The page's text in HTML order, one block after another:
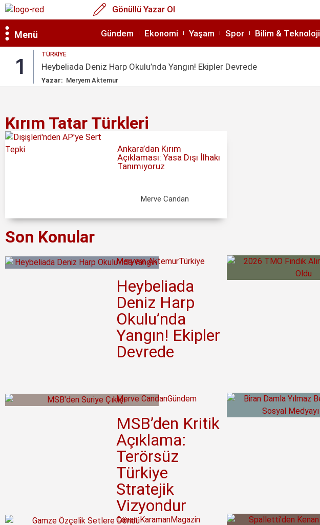
Gönüllü Yazar Ol
Menü Gündem Ekonomi Yaşam Spor Bilim & Teknoloji
1 TÜRKIYE
Heybeliada Deniz Harp Okulu’nda Yangın! Ekipler Devrede
Yazar: Meryem Aktemur
Kırım Tatar Türkleri
Ankara’dan Kırım
Açıklaması: Yasa Dışı İlhakı
Tanımıyoruz
Merve Candan
Son Konular
Meryem AktemurTürkiye
Heybeliada
Deniz Harp
Okulu’nda
Yangın! Ekipler
Devrede
Merve CandanGündem
MSB’den Kritik
Açıklama:
Terörsüz
Türkiye
Stratejik
Vizyondur
Canan KaramanMagazin